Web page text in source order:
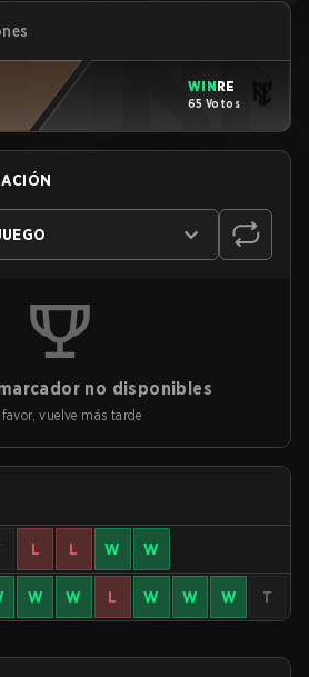
WINRE
65 Votos
no disponibles
favor, vuelve más tarde
L L W W
W W L W W W T